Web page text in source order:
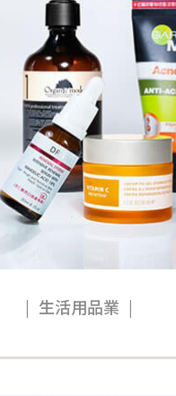
生活用品業